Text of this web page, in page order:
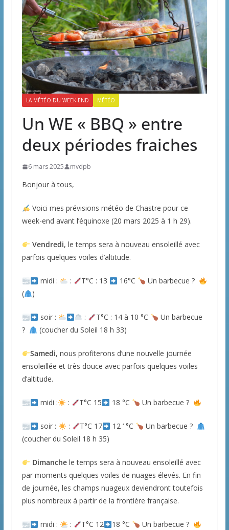
LA MÉTÉO DU WEEK-END MÉTÉO
Un WE « BBQ » entre
deux périodes fraiches
6 mars 2025 mvdpb
Bonjour à tous,
Voici mes prévisions météo de Chastre pour ce
week-end avant l’équinoxe (20 mars 2025 à 1 h 29).
Vendredi, le temps sera à nouveau ensoleillé avec
parfois quelques voiles d’altitude.
midi : : T°C : 13 16°C
Un barbecue ?
(
)
soir : : T°C : 14 à 10 °C
Un barbecue
?
(coucher du Soleil 18 h 33)
Samedi, nous profiterons d’une nouvelle journée
ensoleillée et très douce avec parfois quelques voiles
d’altitude.
midi : : T°C 15 18 °C Un barbecue ?
soir : : T°C 17 12 ‘ °C
Un barbecue ?
(coucher du Soleil 18 h 35)
Dimanche le temps sera à nouveau ensoleillé avec
par moments quelques voiles de nuages élevés. En fin
de journée, les champs nuageux deviendront toutefois
plus nombreux à partir de la frontière française.
midi : : T°C 12 18 °C Un barbecue ?